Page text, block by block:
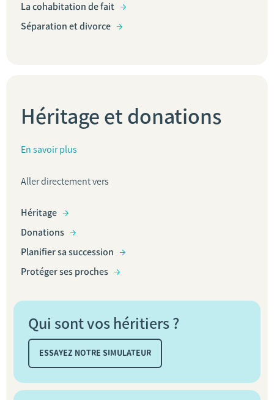
La cohabitation de fait
Séparation et divorce
Héritage et donations
En savoir plus
Aller directement vers
Héritage
Donations
Planifier sa succession
Protéger ses proches
Qui sont vos héritiers ?
ESSAYEZ NOTRE SIMULATEUR